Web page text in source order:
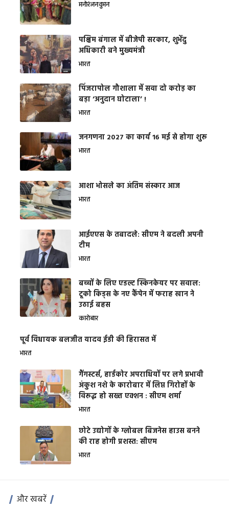
मनोरंजनवुमन
पश्चिम बंगाल में बीजेपी सरकार, शुभेंदु
अधिकारी बने मुख्यमंत्री
भारत
​पिंजरापोल गौशाला में सवा दो करोड़ का
बड़ा ‘अनुदान घोटाला’ !
भारत
जनगणना 2027 का कार्य 16 मई से होगा शुरू
भारत
आशा भोसले का अंतिम संस्कार आज
भारत
आईएएस के तबादले: सीएम ने बदली अपनी
टीम
भारत
बच्चों के लिए एडल्ट स्किनकेयर पर सवाल:
टूको किड्स के नए कैंपेन में फराह खान ने
उठाई बहस
कारोबार
पूर्व विधायक बलजीत यादव ईडी की हिरासत में
भारत
गैंगस्टर्स, हार्डकोर अपराधियों पर लगे प्रभावी
अंकुश नशे के कारोबार में लिप्त गिरोहों के
विरूद्ध हो सख्त एक्शन : सीएम शर्मा
भारत
छोटे उद्योगों के ग्लोबल बिजनेस हाउस बनने
की राह होगी प्रशस्त: सीएम
भारत
और खबरें